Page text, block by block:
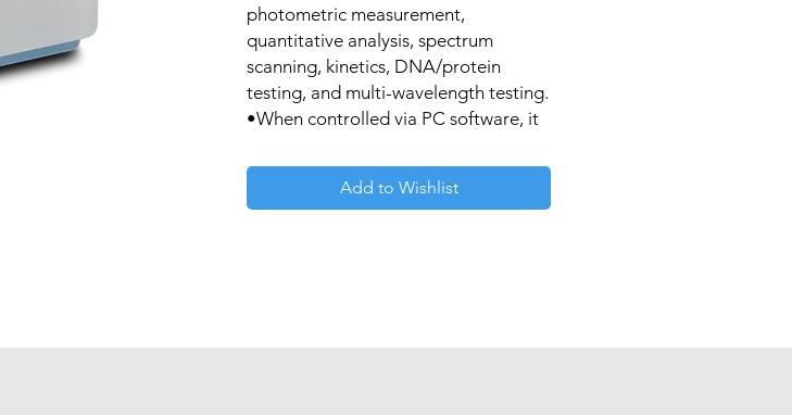
photometric measurement,
quantitative analysis, spectrum
scanning, kinetics, DNA/protein
testing, and multi-wavelength testing.
•When controlled via PC software, it
applications. The software adheres to
GLP/GMP laboratory standards and
Add to Wishlist